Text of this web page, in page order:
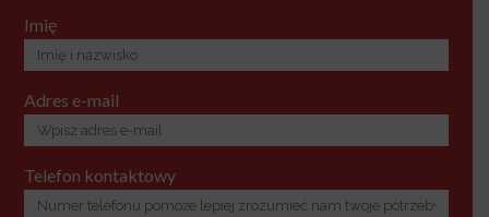
Imię
Adres e-mail
Telefon kontaktowy